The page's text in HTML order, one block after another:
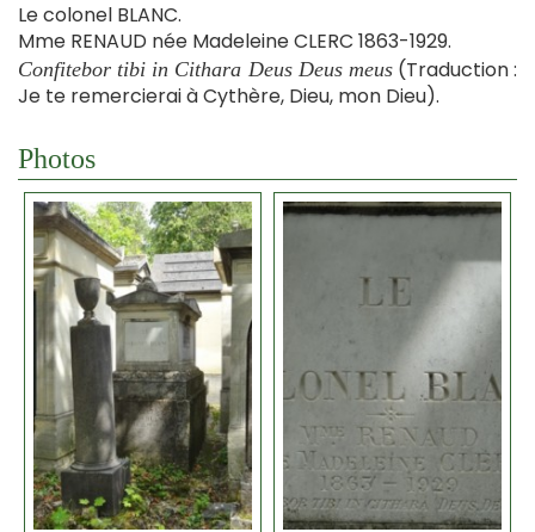
Le colonel BLANC.
Mme RENAUD née Madeleine CLERC 1863-1929.
Confitebor tibi in Cithara Deus Deus meus(Traduction :
Je te remercierai à Cythère, Dieu, mon Dieu).
Photos